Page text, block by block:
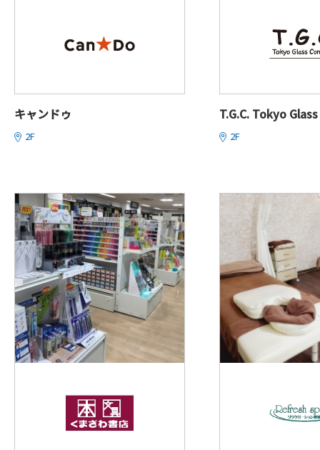
キャンドゥ
2F
T.G.C. Tokyo
2F